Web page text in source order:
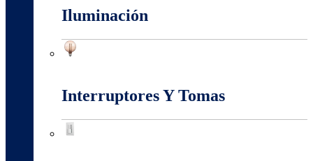
Iluminación
Interruptores Y Tomas